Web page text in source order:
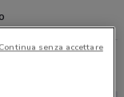
Continua senza accettare